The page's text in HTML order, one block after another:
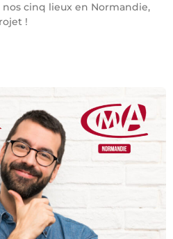
nos cinq lieux en Normandie,
!